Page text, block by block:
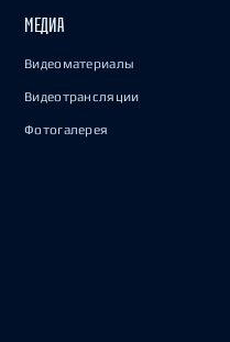
МЕДИА
Видеоматериалы
Видеотрансляции
Фотогалерея